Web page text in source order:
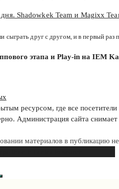
дня. Shadowkek Team и Magixx
сыграть друг с другом, и в первый
этапа и Play-in на IEM
ресурсом, где все
Администрация сайта
материалов в публикацию